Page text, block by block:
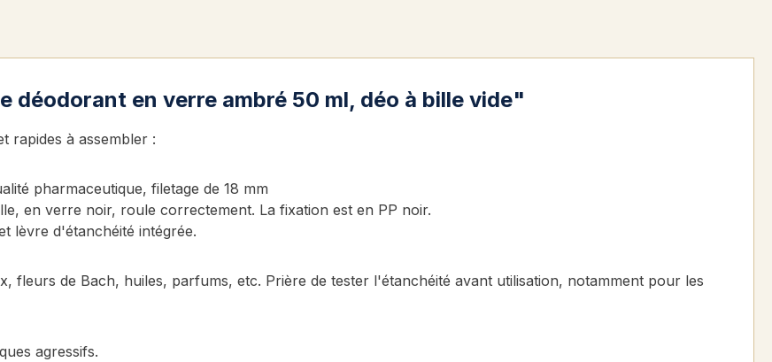
en verre ambré 50 ml, déo à bille vide"
rapides à assembler :
pharmaceutique, filetage de 18 mm
en verre noir, roule correctement. La fixation est en PP noir.
lèvre d'étanchéité intégrée.
fleurs de Bach, huiles, parfums, etc. Prière de tester l'étanchéité avant utilisation, notamment pour les
agressifs.